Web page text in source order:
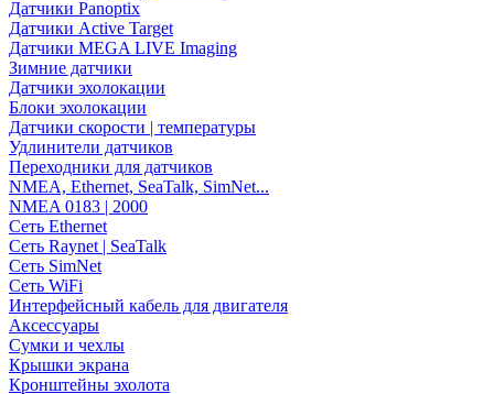
Датчики Panoptix
Датчики Active Target
Датчики MEGA LIVE Imaging
Зимние датчики
Датчики эхолокации
Блоки эхолокации
Датчики скорости | температуры
Удлинители датчиков
Переходники для датчиков
NMEA, Ethernet, SeaTalk, SimNet...
NMEA 0183 | 2000
Сеть Ethernet
Сеть Raynet | SeaTalk
Сеть SimNet
Сеть WiFi
Интерфейсный кабель для двигателя
Аксессуары
Сумки и чехлы
Крышки экрана
Кронштейны эхолота